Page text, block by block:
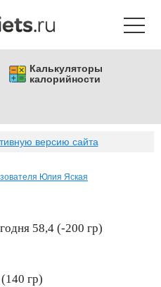
Калькуляторы
калорийности
версию сайта
Юлия Яская
58,4 (-200 гр)
гр)